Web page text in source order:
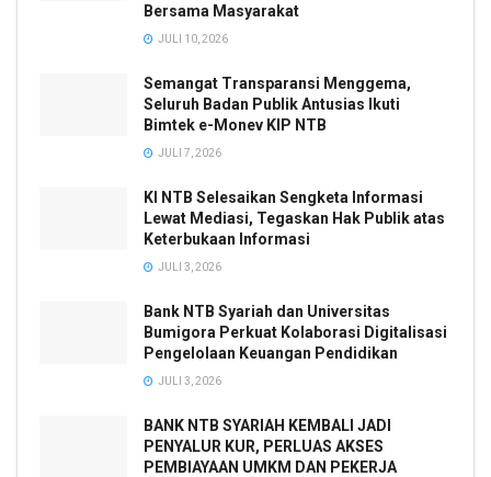
Bersama Masyarakat
JULI 10, 2026
Semangat Transparansi Menggema,
Seluruh Badan Publik Antusias Ikuti
Bimtek e-Monev KIP NTB
JULI 7, 2026
KI NTB Selesaikan Sengketa Informasi
Lewat Mediasi, Tegaskan Hak Publik atas
Keterbukaan Informasi
JULI 3, 2026
Bank NTB Syariah dan Universitas
Bumigora Perkuat Kolaborasi Digitalisasi
Pengelolaan Keuangan Pendidikan
JULI 3, 2026
BANK NTB SYARIAH KEMBALI JADI
PENYALUR KUR, PERLUAS AKSES
PEMBIAYAAN UMKM DAN PEKERJA